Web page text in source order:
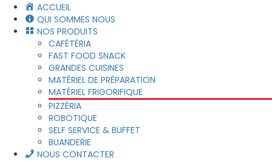
ACCUEIL
QUI SOMMES NOUS
NOS PRODUITS
CAFÉTÉRIA
FAST FOOD SNACK
GRANDES CUISINES
MATÉRIEL DE PRÉPARATION
MATÉRIEL FRIGORIFIQUE
PIZZÉRIA
ROBOTIQUE
SELF SERVICE & BUFFET
BUANDERIE
NOUS CONTACTER